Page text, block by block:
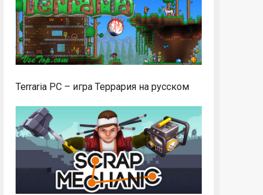
Terraria PC – игра Террария на русском